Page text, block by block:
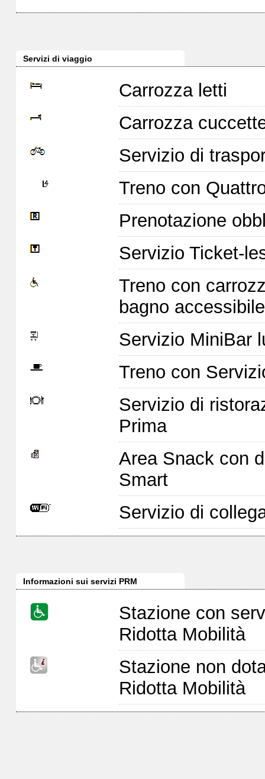
Servizi di viaggio
Carrozza letti
Carrozza
Servizio di
Treno con
Prenotazione
Servizio Ticket-
Treno con
bagno
Servizio MiniBar
Treno con
Servizio di
Prima
Area Snack con
Smart
Servizio di
Informazioni sui servizi PRM
Stazione con
Ridotta Mobilità
Stazione non
Ridotta Mobilità